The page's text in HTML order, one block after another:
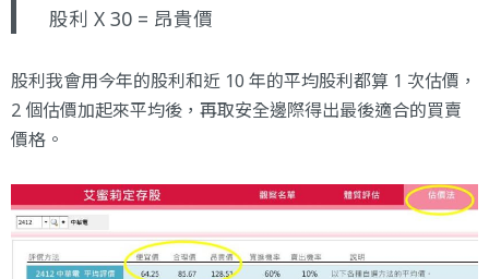
股利 X 30 = 昂貴價
股利我會用今年的股利和近 10 年的平均股利都算 1 次估價，
2 個估價加起來平均後，再取安全邊際得出最後適合的買賣
價格。